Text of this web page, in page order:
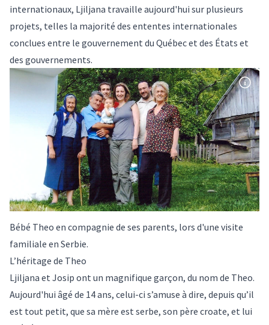
internationaux, Ljiljana travaille aujourd'hui sur plusieurs
projets, telles la majorité des ententes internationales
conclues entre le gouvernement du Québec et des États et
des gouvernements.
Bébé Theo en compagnie de ses parents, lors d'une visite
familiale en Serbie.
L’héritage de Theo
Ljiljana et Josip ont un magnifique garçon, du nom de Theo.
Aujourd'hui âgé de 14 ans, celui-ci s’amuse à dire, depuis qu’il
est tout petit, que sa mère est serbe, son père croate, et lui